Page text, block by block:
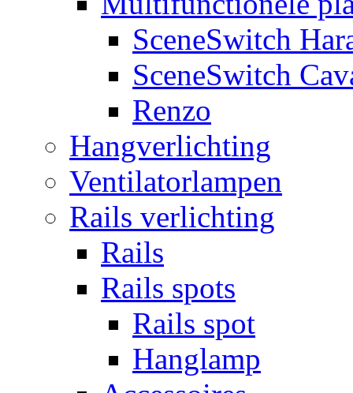
SceneSwitch
SceneSwitch
Renzo
Hangverlichting
Ventilatorlampen
Rails verlichting
Rails
Rails spots
Rails spot
Hanglamp